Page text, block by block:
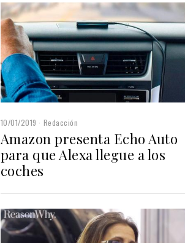
10/01/2019 Redacción
Amazon presenta Echo Auto
para que Alexa llegue a los
coches